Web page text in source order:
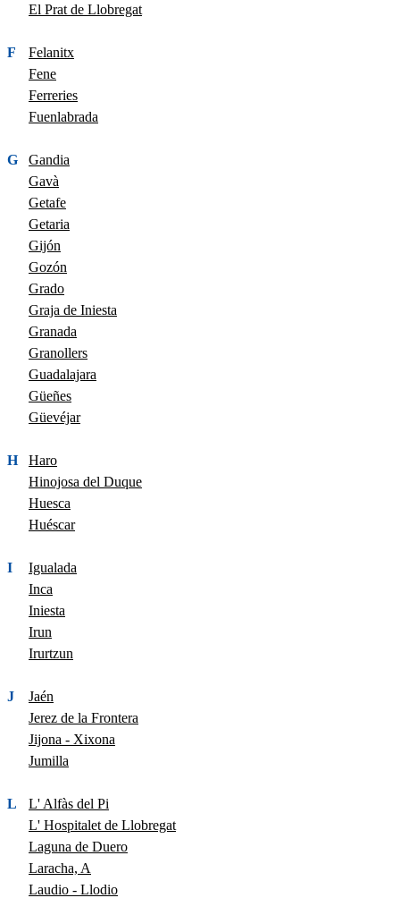
El Prat de Llobregat
F
Felanitx
Fene
Ferreries
Fuenlabrada
G
Gandia
Gavà
Getafe
Getaria
Gijón
Gozón
Grado
Graja de Iniesta
Granada
Granollers
Guadalajara
Güeñes
Güevéjar
H
Haro
Hinojosa del Duque
Huesca
Huéscar
I
Igualada
Inca
Iniesta
Irun
Irurtzun
J
Jaén
Jerez de la Frontera
Jijona - Xixona
Jumilla
L
L' Alfàs del Pi
L' Hospitalet de Llobregat
Laguna de Duero
Laracha, A
Laudio - Llodio